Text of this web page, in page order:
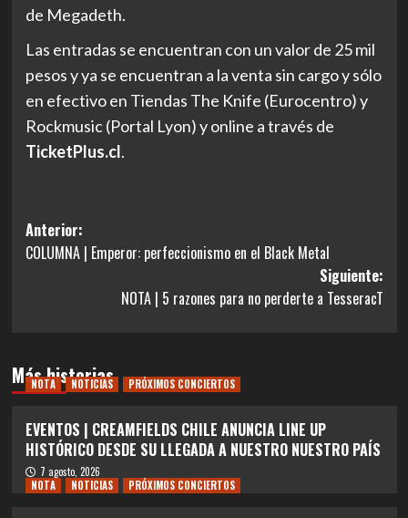
de Megadeth.
Las entradas se encuentran con un valor de 25 mil
pesos y ya se encuentran a la venta sin cargo y sólo
en efectivo en Tiendas The Knife (Eurocentro) y
Rockmusic (Portal Lyon) y online a través de
TicketPlus.cl.
Navegación
de
Anterior:
COLUMNA | Emperor: perfeccionismo en el Black Metal
Siguiente:
NOTA | 5 razones para no perderte a TesseracT
Más historias
NOTA NOTICIAS PRÓXIMOS CONCIERTOS
EVENTOS | CREAMFIELDS CHILE ANUNCIA LINE UP
HISTÓRICO DESDE SU LLEGADA A NUESTRO NUESTRO PAÍS
7 agosto, 2026
NOTA
NOTICIAS PRÓXIMOS CONCIERTOS